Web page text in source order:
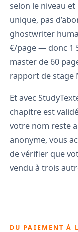
selon le niveau
unique, pas
ghostwriter
€/page — donc 1
master de 60
rapport de stage
Et avec
chapitre est
votre nom reste
anonyme, vous
de vérifier que
vendu à trois
DU PAIEMENT À